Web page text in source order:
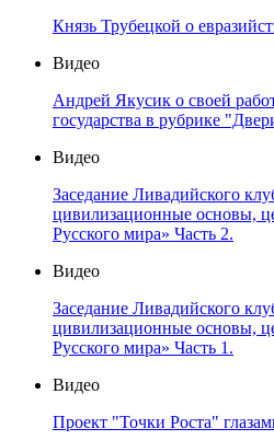
Князь Трубецкой о
Видео
Андрей Якусик о своей
государства в рубрике
Видео
Заседание Ливадийского
цивилизационные основы,
Русского мира» Часть 2.
Видео
Заседание Ливадийского
цивилизационные основы,
Русского мира» Часть 1.
Видео
Проект "Точки Роста"